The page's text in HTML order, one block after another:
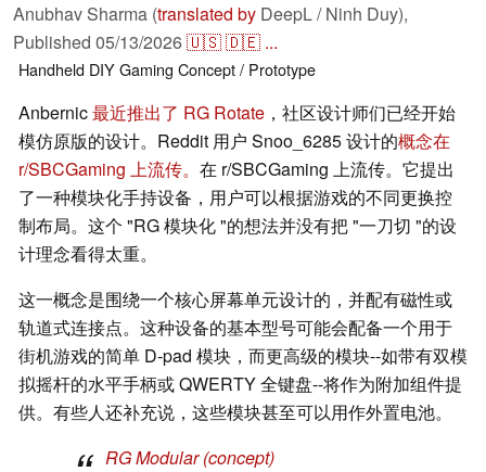
Anubhav Sharma (translated by DeepL / Ninh Duy),
Published 05/13/2026🇺🇸🇩🇪 ...
Handheld DIYGaming Concept / Prototype
Anbernic最近推出了 RG Rotate ，社区设计师们已经开始
模仿原版的设计。Reddit 用户 Snoo_6285 设计的概念在
r/SBCGaming 上流传。 在 r/SBCGaming 上流传。它提出
了一种模块化手持设备，用户可以根据游戏的不同更换控
制布局。这个 "RG 模块化 "的想法并没有把 "一刀切 "的设
计理念看得太重。
这一概念是围绕一个核心屏幕单元设计的，并配有磁性或
轨道式连接点。这种设备的基本型号可能会配备一个用于
街机游戏的简单 D-pad 模块，而更高级的模块--如带有双模
拟摇杆的水平手柄或 QWERTY 全键盘--将作为附加组件提
供。有些人还补充说，这些模块甚至可以用作外置电池。
RG Modular (concept)